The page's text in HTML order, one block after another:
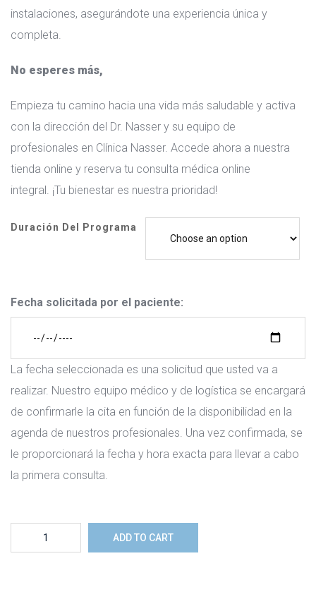
instalaciones, asegurándote una experiencia única y
completa.
No esperes más,
Empieza tu camino hacia una vida más saludable y activa
con la dirección del Dr. Nasser y su equipo de
profesionales en Clínica Nasser. Accede ahora a nuestra
tienda online y reserva tu consulta médica online
integral. ¡Tu bienestar es nuestra prioridad!
Duración Del Programa
Fecha solicitada por el paciente:
La fecha seleccionada es una solicitud que usted va a
realizar. Nuestro equipo médico y de logística se encargará
de confirmarle la cita en función de la disponibilidad en la
agenda de nuestros profesionales. Una vez confirmada, se
le proporcionará la fecha y hora exacta para llevar a cabo
la primera consulta.
Servicio
médico
ADD TO CART